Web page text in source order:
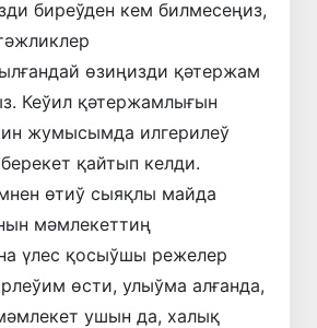
биреўден кем билмесеңиз,
өзиңизди қәтержам
Кеўил қәтержамлығын
жумысымда илгерилеў
қайтып келди.
өтиў сыяқлы майда
мәмлекеттиң
үлес қосыўшы режелер
өсти, улыўма алғанда,
ушын да, халық